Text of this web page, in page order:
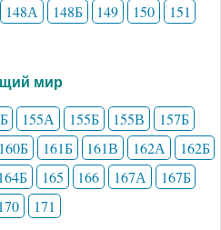
148А 148Б 149 150
151
мир
155А 155Б 155В
157Б
160Б 161Б 161В 162А
162Б
164Б 165 166 167А
167Б
170 171